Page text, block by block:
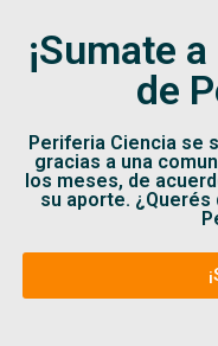
¡Sumate
de
Periferia Ciencia se
gracias a una
los meses, de
su aporte.